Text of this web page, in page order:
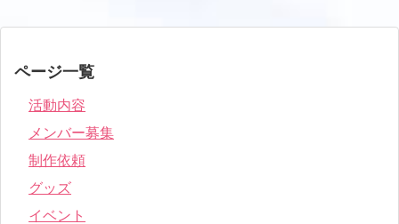
ページ一覧
活動内容
メンバー募集
制作依頼
グッズ
イベント